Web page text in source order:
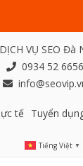
DỊCH VỤ SEO Đà
0934 52 6656
tế Tuyển
Tiếng Việt ▼